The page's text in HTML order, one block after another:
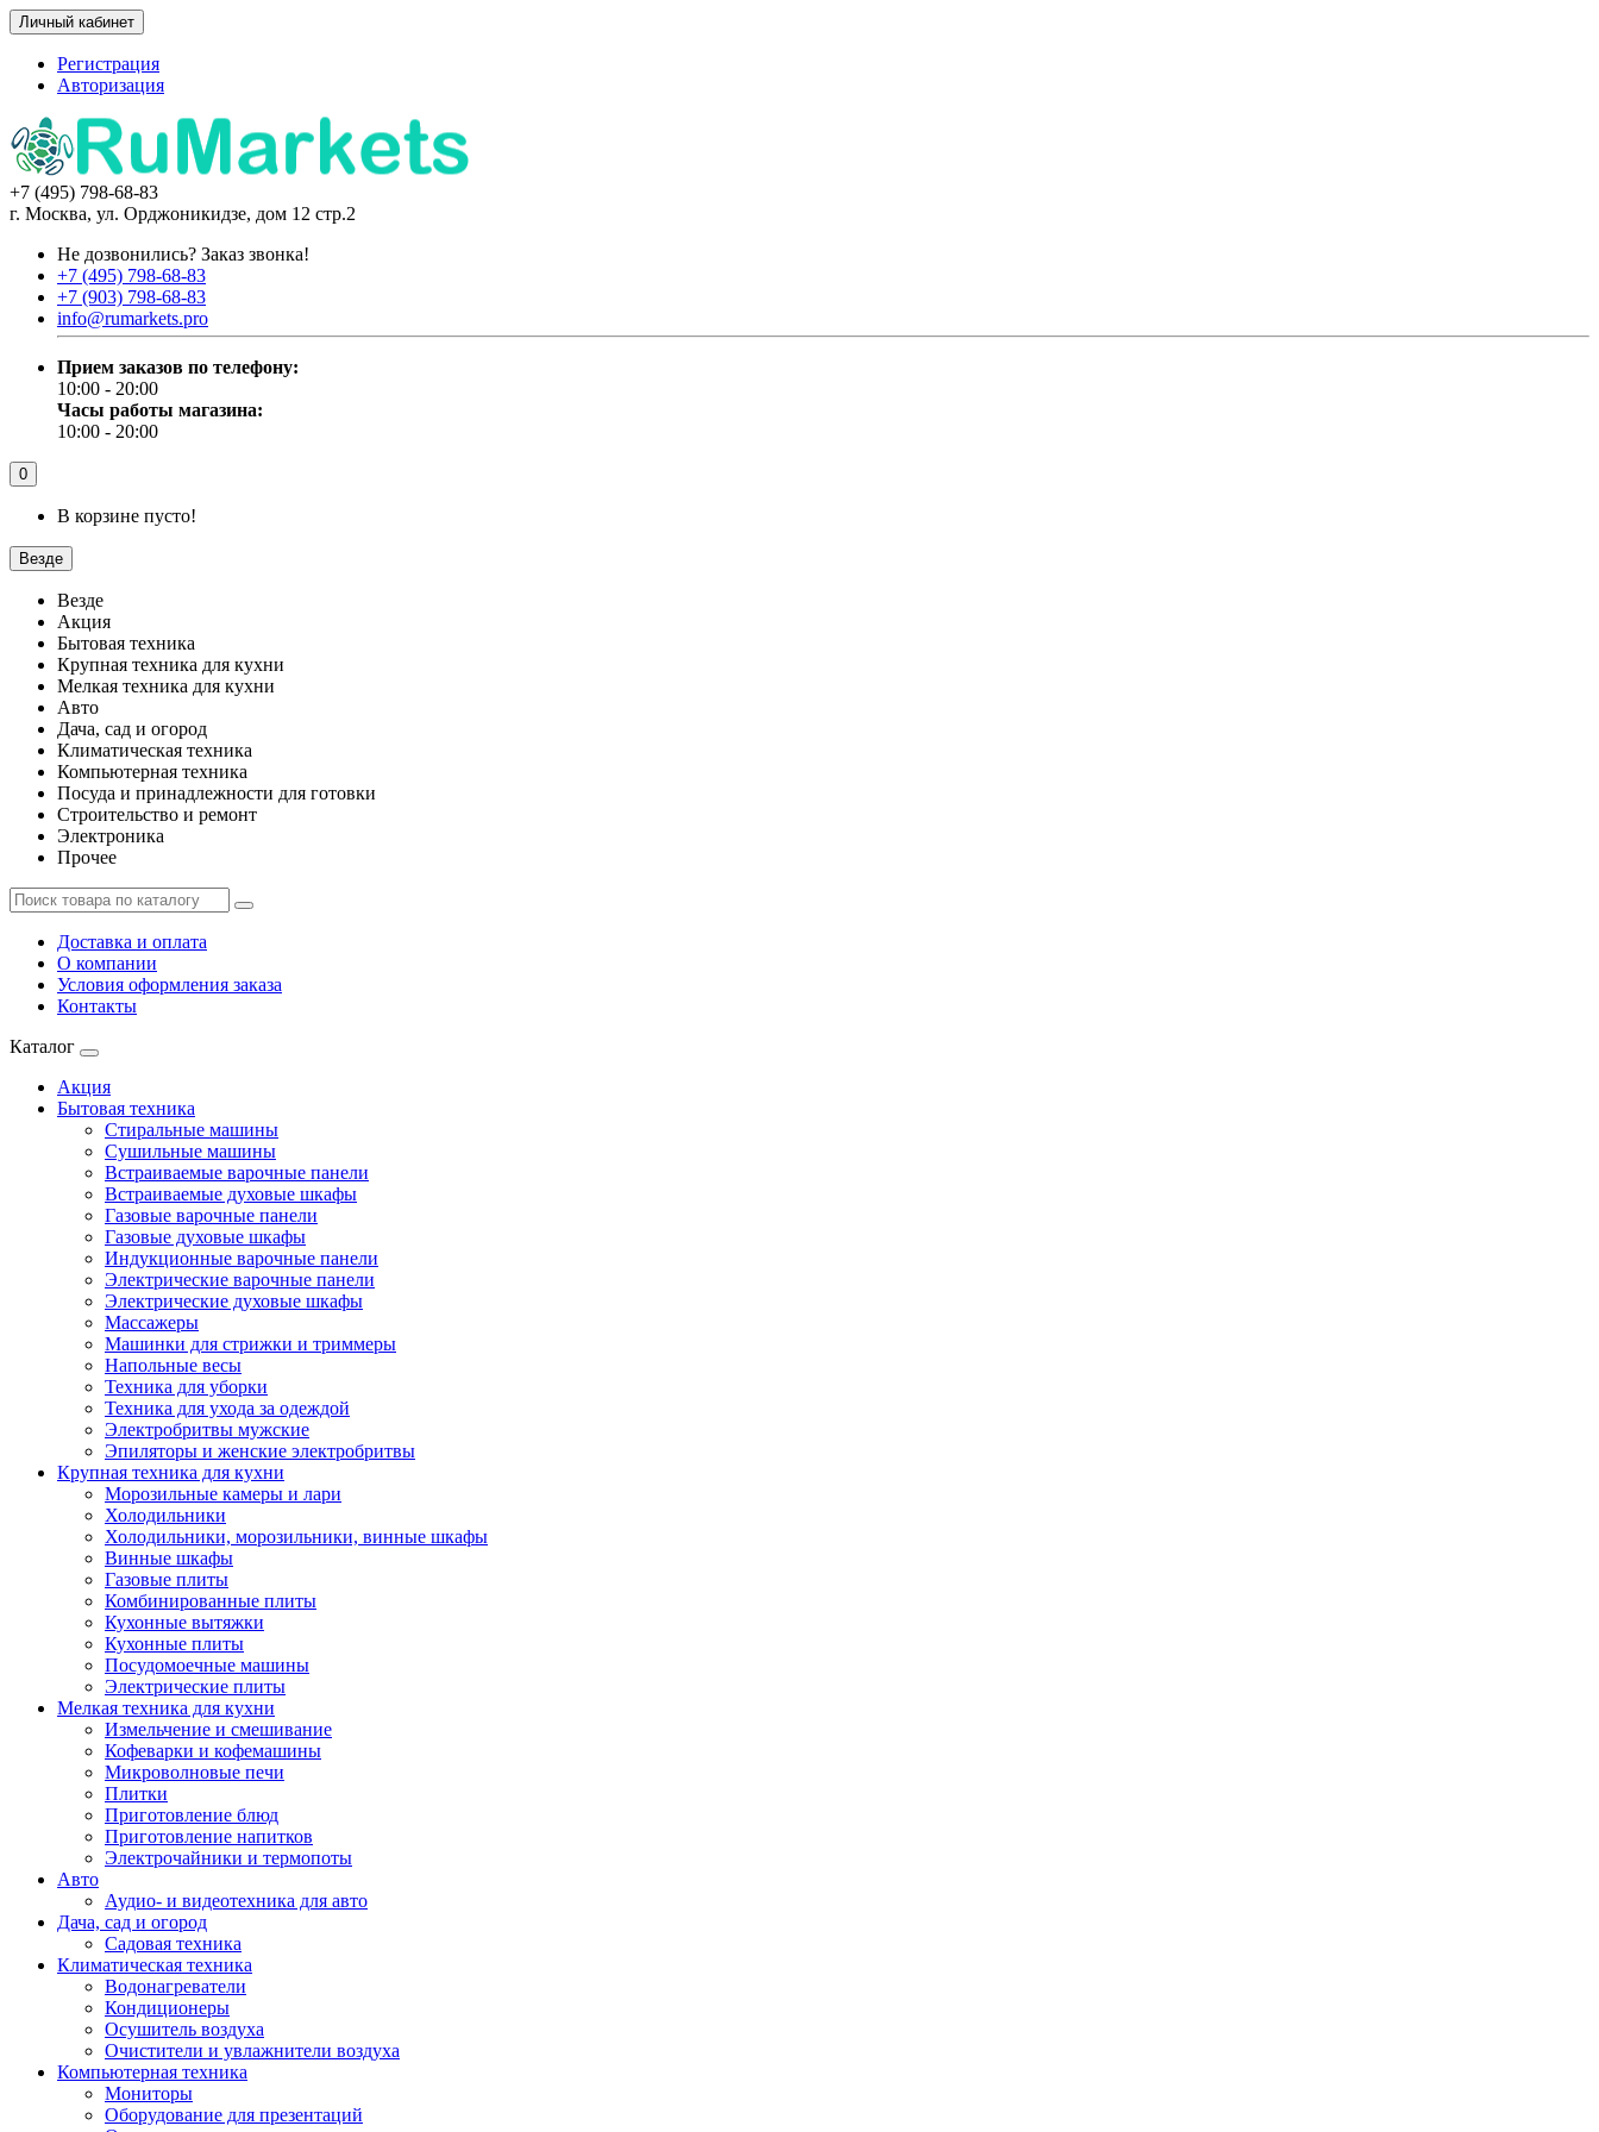
Личный кабинет
Регистрация
Авторизация
+7 (495) 798-68-83
г. Москва, ул. Орджоникидзе, дом 12 стр.2
Не дозвонились? Заказ звонка!
+7 (495) 798-68-83
+7 (903) 798-68-83
info@rumarkets.pro
Прием заказов по телефону:
10:00 - 20:00
Часы работы магазина:
10:00 - 20:00
0
В корзине пусто!
Везде
Везде
Акция
Бытовая техника
Крупная техника для кухни
Мелкая техника для кухни
Авто
Дача, сад и огород
Климатическая техника
Компьютерная техника
Посуда и принадлежности для готовки
Строительство и ремонт
Электроника
Прочее
Доставка и оплата
О компании
Условия оформления заказа
Контакты
Каталог
Акция
Бытовая техника
Стиральные машины
Сушильные машины
Встраиваемые варочные панели
Встраиваемые духовые шкафы
Газовые варочные панели
Газовые духовые шкафы
Индукционные варочные панели
Электрические варочные панели
Электрические духовые шкафы
Массажеры
Машинки для стрижки и триммеры
Напольные весы
Техника для уборки
Техника для ухода за одеждой
Электробритвы мужские
Эпиляторы и женские электробритвы
Крупная техника для кухни
Морозильные камеры и лари
Холодильники
Холодильники, морозильники, винные шкафы
Винные шкафы
Газовые плиты
Комбинированные плиты
Кухонные вытяжки
Кухонные плиты
Посудомоечные машины
Электрические плиты
Мелкая техника для кухни
Измельчение и смешивание
Кофеварки и кофемашины
Микроволновые печи
Плитки
Приготовление блюд
Приготовление напитков
Электрочайники и термопоты
Авто
Аудио- и видеотехника для авто
Дача, сад и огород
Садовая техника
Климатическая техника
Водонагреватели
Кондиционеры
Осушитель воздуха
Очистители и увлажнители воздуха
Компьютерная техника
Мониторы
Оборудование для презентаций